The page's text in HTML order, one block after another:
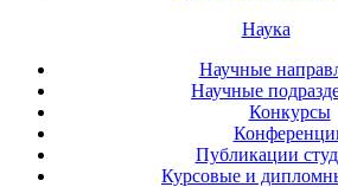
Наука
Научные
Научные
Конкурсы
Публикации
Курсовые и